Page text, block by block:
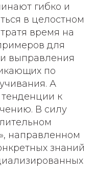
гибко и
в целостном
время на
для
выправления
по
А
тенденции к
В силу
направленном
знаний